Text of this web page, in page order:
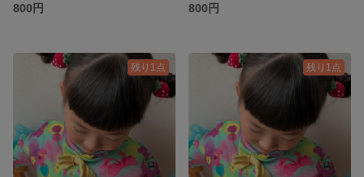
800円
800円
残り1点 残り1点